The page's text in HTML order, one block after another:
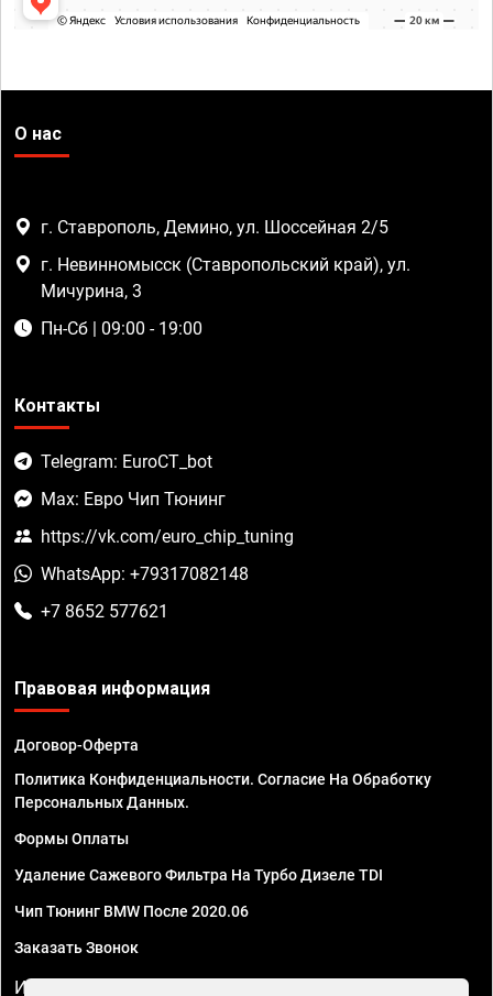
О нас
г. Ставрополь, Демино, ул. Шоссейная 2/5
г. Невинномысск (Ставропольский край), ул.
Мичурина, 3
Пн-Сб | 09:00 - 19:00
Контакты
Telegram: EuroCT_bot
Max: Евро Чип Тюнинг
https://vk.com/euro_chip_tuning
WhatsApp: +79317082148
+7 8652 577621
Правовая информация
Договор-Оферта
Политика Конфиденциальности. Согласие На Обработку
Персональных Данных.
Формы Оплаты
Удаление Сажевого Фильтра На Турбо Дизеле TDI
Чип Тюнинг BMW После 2020.06
Заказать Звонок
ИП Смирнов Георгий Павлович. ИНН 781302555843,